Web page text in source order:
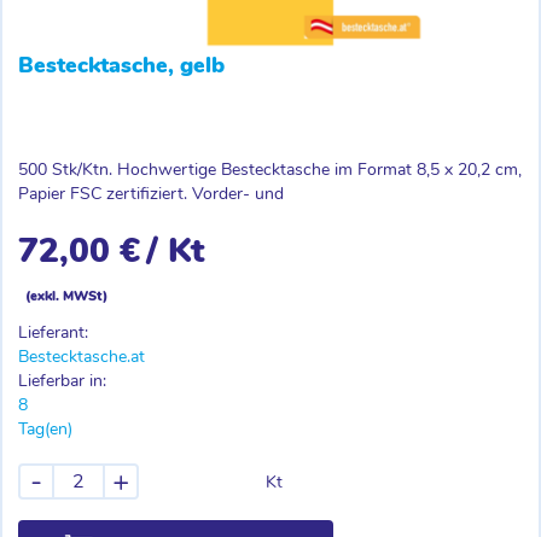
Bestecktasche, gelb
500 Stk/Ktn. Hochwertige Bestecktasche im Format 8,5 x 20,2 cm,
Papier FSC zertifiziert. Vorder- und
72,00 €/ Kt
(exkl. MWSt)
Lieferant:
Bestecktasche.at
Lieferbar in:
8
Tag(en)
Kt
- +